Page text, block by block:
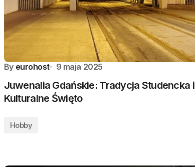
By eurohost 9 maja 2025
Juwenalia Gdańskie: Tradycja Studencka i
Kulturalne Święto
Hobby